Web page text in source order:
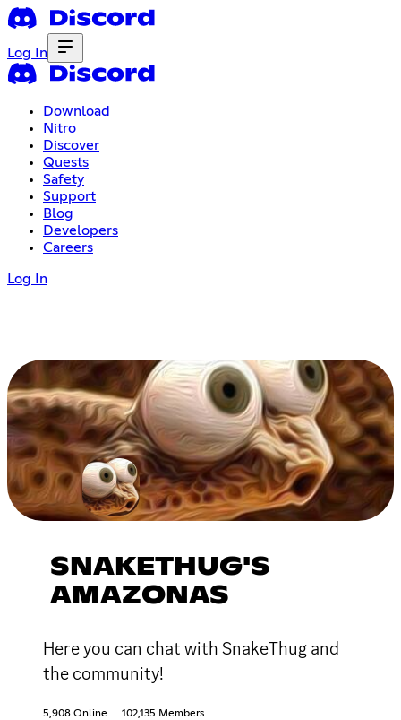
Log In
Download
Nitro
Discover
Quests
Safety
Support
Blog
Developers
Careers
Log In
SNAKETHUG'S
AMAZONAS
Here you can chat with SnakeThug and
the community!
5,908 Online 102,135 Members